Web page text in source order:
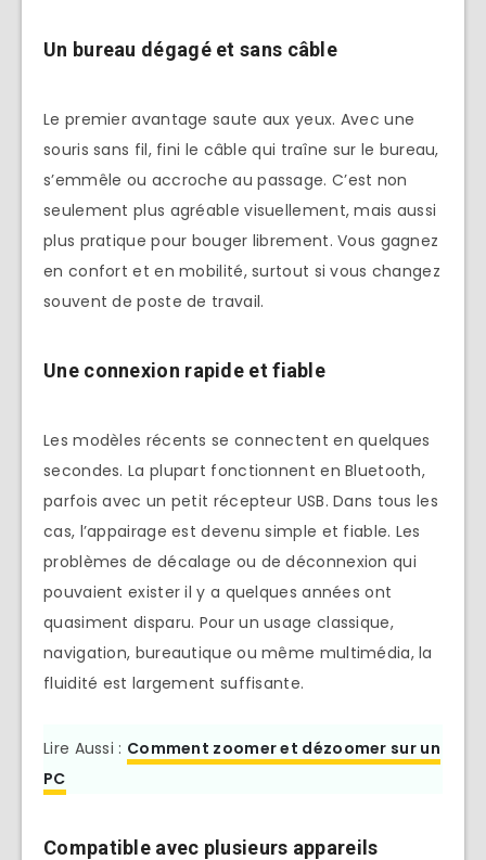
Un bureau dégagé et sans câble
Le premier avantage saute aux yeux. Avec une
souris sans fil, fini le câble qui traîne sur le bureau,
s’emmêle ou accroche au passage. C’est non
seulement plus agréable visuellement, mais aussi
plus pratique pour bouger librement. Vous gagnez
en confort et en mobilité, surtout si vous changez
souvent de poste de travail.
Une connexion rapide et fiable
Les modèles récents se connectent en quelques
secondes. La plupart fonctionnent en Bluetooth,
parfois avec un petit récepteur USB. Dans tous les
cas, l’appairage est devenu simple et fiable. Les
problèmes de décalage ou de déconnexion qui
pouvaient exister il y a quelques années ont
quasiment disparu. Pour un usage classique,
navigation, bureautique ou même multimédia, la
fluidité est largement suffisante.
Lire Aussi : Comment zoomer et dézoomer sur un
PC
Compatible avec plusieurs appareils